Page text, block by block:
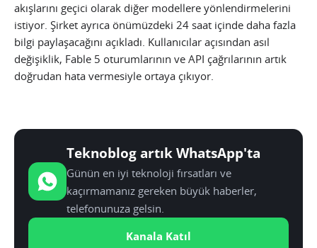
akışlarını geçici olarak diğer modellere yönlendirmelerini
istiyor. Şirket ayrıca önümüzdeki 24 saat içinde daha fazla
bilgi paylaşacağını açıkladı. Kullanıcılar açısından asıl
değişiklik, Fable 5 oturumlarının ve API çağrılarının artık
doğrudan hata vermesiyle ortaya çıkıyor.
Teknoblog artık WhatsApp'ta
Günün en iyi teknoloji fırsatları ve
kaçırmamanız gereken büyük haberler,
telefonunuza gelsin.
Kanala Katıl